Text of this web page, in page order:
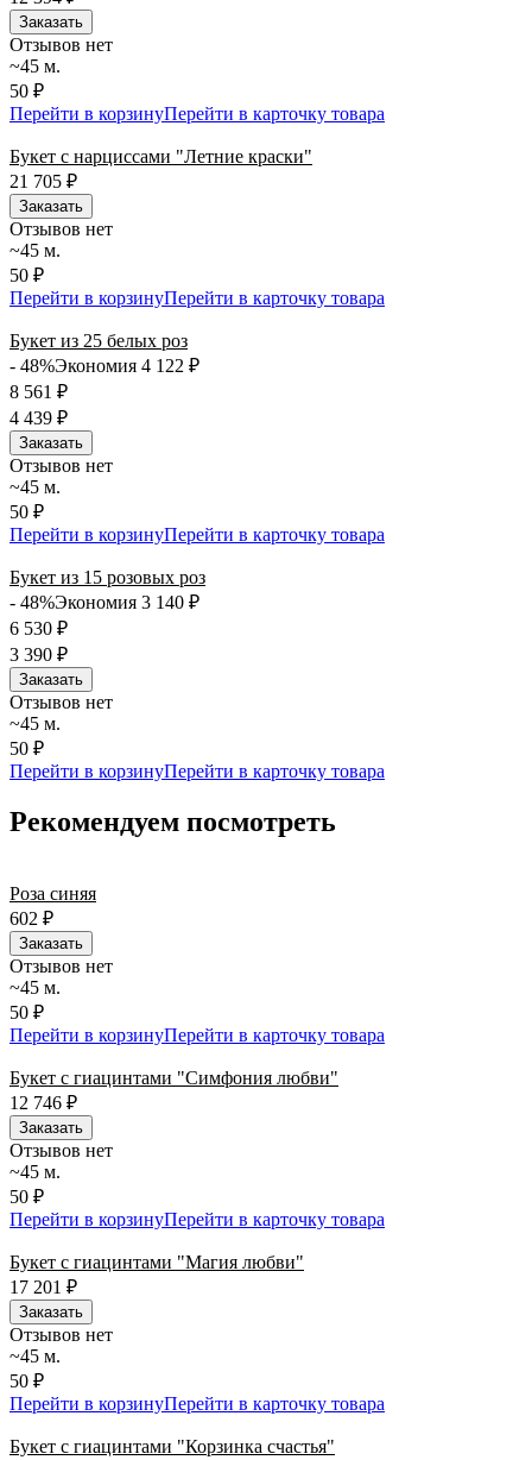
Заказать
Отзывов нет
~45 м.
50 ₽
Перейти в корзинуПерейти в карточку товара
Букет с нарциссами "Летние краски"
21 705 ₽
Заказать
Отзывов нет
~45 м.
50 ₽
Перейти в корзинуПерейти в карточку товара
Букет из 25 белых роз
- 48%Экономия 4 122 ₽
8 561 ₽
4 439 ₽
Заказать
Отзывов нет
~45 м.
50 ₽
Перейти в корзинуПерейти в карточку товара
Букет из 15 розовых роз
- 48%Экономия 3 140 ₽
6 530 ₽
3 390 ₽
Заказать
Отзывов нет
~45 м.
50 ₽
Перейти в корзинуПерейти в карточку товара
Рекомендуем посмотреть
Роза синяя
602 ₽
Заказать
Отзывов нет
~45 м.
50 ₽
Перейти в корзинуПерейти в карточку товара
Букет с гиацинтами "Симфония любви"
12 746 ₽
Заказать
Отзывов нет
~45 м.
50 ₽
Перейти в корзинуПерейти в карточку товара
Букет с гиацинтами "Магия любви"
17 201
₽
Заказать
Отзывов нет
~45 м.
50 ₽
Перейти в корзинуПерейти в карточку товара
Букет с гиацинтами "Корзинка счастья"